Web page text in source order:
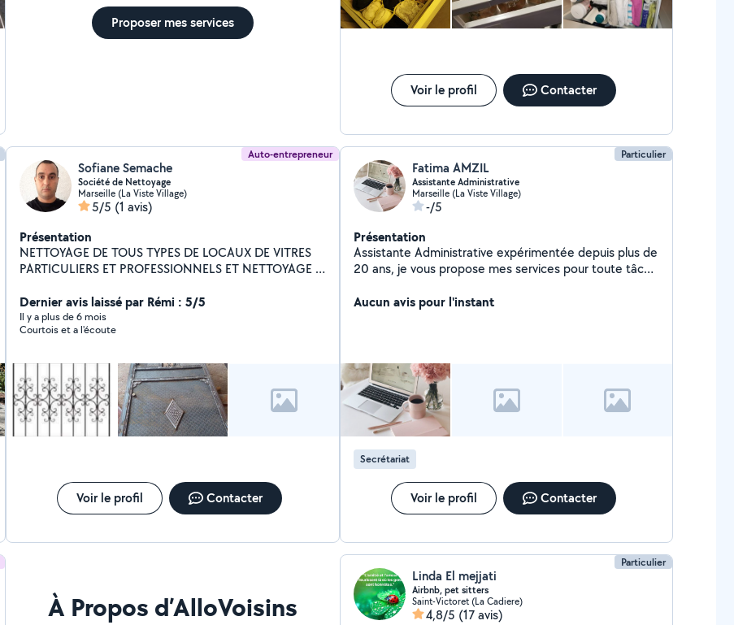
Proposer mes services
Voir le profil Contacter
Auto-entrepreneur
Sofiane Semache
Société de Nettoyage
Marseille (La Viste Village)
5/5 (1 avis)
Présentation
NETTOYAGE DE TOUS TYPES DE LOCAUX DE VITRES
PARTICULIERS ET PROFESSIONNELS ET NETTOYAGE D
DEBARRASSAGE
Dernier avis laissé par Rémi : 5/5
Il y a plus de 6 mois
Courtois et a l'écoute
Voir le profil Contacter
Particulier
Fatima AMZIL
Assistante Administrative
Marseille (La Viste Village)
-/5
Présentation
Assistante Administrative expérimentée depuis plus de
20 ans, je vous propose mes services pour toute tâche
Aucun avis pour l'instant
Secrétariat
Voir le profil Contacter
À Propos d’AlloVoisins
Particulier
Linda El mejjati
Airbnb, pet sitters
Saint-Victoret (La Cadiere)
4,8/5 (17 avis)